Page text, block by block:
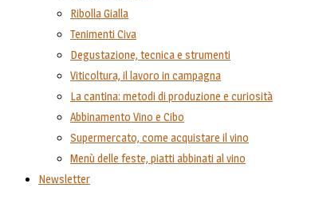
Ribolla Gialla
Tenimenti Civa
Degustazione, tecnica e strumenti
Viticoltura, il lavoro in campagna
La cantina: metodi di produzione e curiosità
Abbinamento Vino e Cibo
Supermercato, come acquistare il vino
Menù delle feste, piatti abbinati al vino
Newsletter